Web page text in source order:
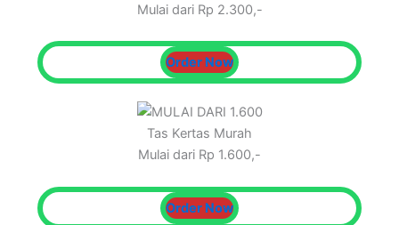
Mulai dari Rp 2.300,-
Order Now
Tas Kertas Murah
Mulai dari Rp 1.600,-
Order Now